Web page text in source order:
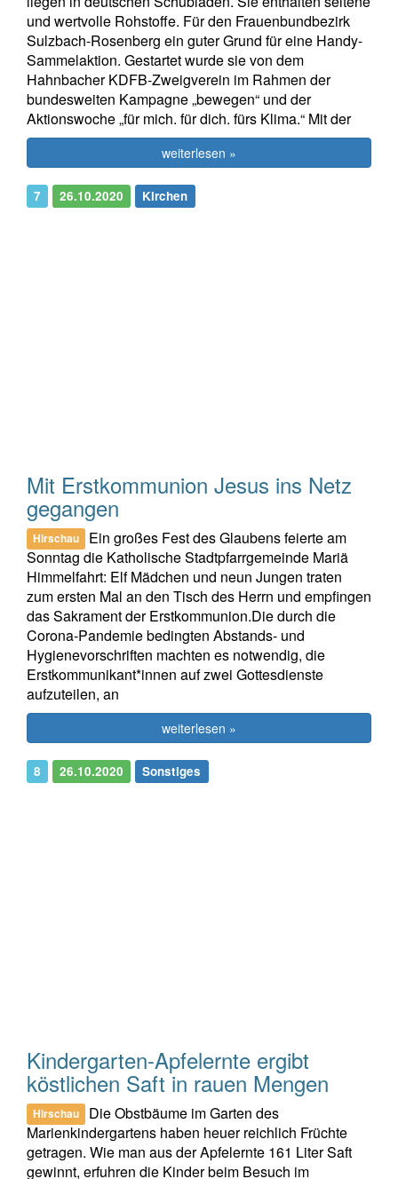
und wertvolle Rohstoffe. Für den Frauenbundbezirk
Sulzbach-Rosenberg ein guter Grund für eine Handy-
Sammelaktion. Gestartet wurde sie von dem
Hahnbacher KDFB-Zweigverein im Rahmen der
bundesweiten Kampagne „bewegen“ und der
Aktionswoche „für mich. für dich. fürs Klima.“ Mit der
weiterlesen »
7 26.10.2020 Kirchen
Mit Erstkommunion Jesus ins Netz
gegangen
Hirschau
Ein großes Fest des Glaubens feierte am
Sonntag die Katholische Stadtpfarrgemeinde Mariä
Himmelfahrt: Elf Mädchen und neun Jungen traten
zum ersten Mal an den Tisch des Herrn und empfingen
das Sakrament der Erstkommunion.Die durch die
Corona-Pandemie bedingten Abstands- und
Hygienevorschriften machten es notwendig, die
Erstkommunikant*innen auf zwei Gottesdienste
aufzuteilen, an
weiterlesen »
8 26.10.2020 Sonstiges
Kindergarten-Apfelernte ergibt
köstlichen Saft in rauen Mengen
Hirschau
Die Obstbäume im Garten des
Marienkindergartens haben heuer reichlich Früchte
getragen. Wie man aus der Apfelernte 161 Liter Saft
gewinnt, erfuhren die Kinder beim Besuch im